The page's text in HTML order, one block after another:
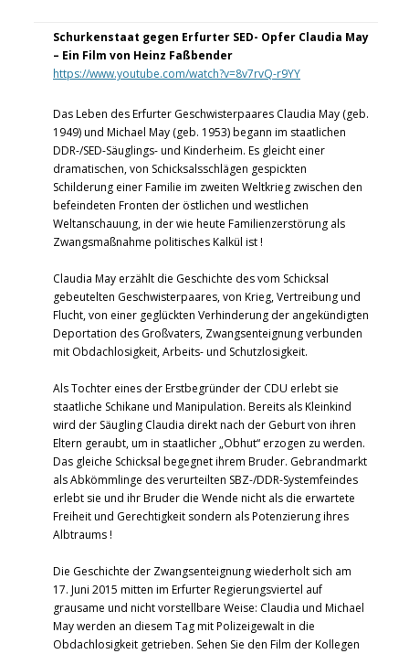
Schurkenstaat gegen Erfurter SED- Opfer Claudia May
– Ein Film von Heinz Faßbender
https://www.youtube.com/watch?v=8v7rvQ-r9YY
Das Leben des Erfurter Geschwisterpaares Claudia May (geb.
1949) und Michael May (geb. 1953) begann im staatlichen
DDR-/SED-Säuglings- und Kinderheim. Es gleicht einer
dramatischen, von Schicksalsschlägen gespickten
Schilderung einer Familie im zweiten Weltkrieg zwischen den
befeindeten Fronten der östlichen und westlichen
Weltanschauung, in der wie heute Familienzerstörung als
Zwangsmaßnahme politisches Kalkül ist !
Claudia May erzählt die Geschichte des vom Schicksal
gebeutelten Geschwisterpaares, von Krieg, Vertreibung und
Flucht, von einer geglückten Verhinderung der angekündigten
Deportation des Großvaters, Zwangsenteignung verbunden
mit Obdachlosigkeit, Arbeits- und Schutzlosigkeit.
Als Tochter eines der Erstbegründer der CDU erlebt sie
staatliche Schikane und Manipulation. Bereits als Kleinkind
wird der Säugling Claudia direkt nach der Geburt von ihren
Eltern geraubt, um in staatlicher „Obhut“ erzogen zu werden.
Das gleiche Schicksal begegnet ihrem Bruder. Gebrandmarkt
als Abkömmlinge des verurteilten SBZ-/DDR-Systemfeindes
erlebt sie und ihr Bruder die Wende nicht als die erwartete
Freiheit und Gerechtigkeit sondern als Potenzierung ihres
Albtraums !
Die Geschichte der Zwangsenteignung wiederholt sich am
17. Juni 2015 mitten im Erfurter Regierungsviertel auf
grausame und nicht vorstellbare Weise: Claudia und Michael
May werden an diesem Tag mit Polizeigewalt in die
Obdachlosigkeit getrieben. Sehen Sie den Film der Kollegen